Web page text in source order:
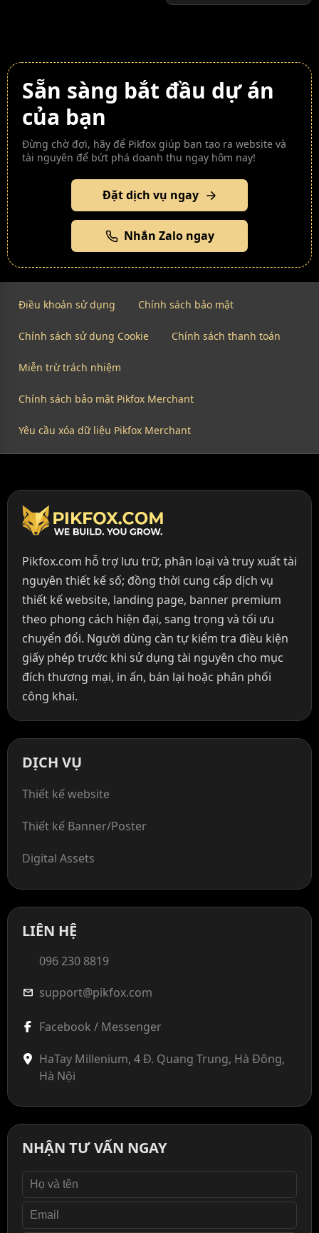
Sẵn sàng bắt đầu dự án
của bạn
Đừng chờ đợi, hãy để Pikfox giúp bạn tạo ra website và
tài nguyên để bứt phá doanh thu ngay hôm nay!
Đặt dịch vụ ngay
Nhắn Zalo ngay
Điều khoản sử dụng Chính sách bảo mật
Chính sách sử dụng Cookie Chính sách thanh toán
Miễn trừ trách nhiệm
Chính sách bảo mật Pikfox Merchant
Yêu cầu xóa dữ liệu Pikfox Merchant
Pikfox.com hỗ trợ lưu trữ, phân loại và truy xuất tài
nguyên thiết kế số; đồng thời cung cấp dịch vụ
thiết kế website, landing page, banner premium
theo phong cách hiện đại, sang trọng và tối ưu
chuyển đổi. Người dùng cần tự kiểm tra điều kiện
giấy phép trước khi sử dụng tài nguyên cho mục
đích thương mại, in ấn, bán lại hoặc phân phối
công khai.
DỊCH VỤ
Thiết kế website
Thiết kế Banner/Poster
Digital Assets
LIÊN HỆ
096 230 8819
mail support@pikfox.com
Facebook / Messenger
HaTay Millenium, 4 Đ. Quang Trung, Hà Đông,
Hà Nội
NHẬN TƯ VẤN NGAY